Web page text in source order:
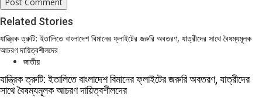
Related Stories
যান্ত্রিক ত্রুটি: ইতালিতে বাংলাদেশ বিমানের ফ্লাইটের জরুরি অবতরণ, যাত্রীদের সাথে বৈষম্যমূলক
আচরণ দায়িত্বশীলদের
জাতীয়
যান্ত্রিক ত্রুটি: ইতালিতে বাংলাদেশ বিমানের ফ্লাইটের জরুরি অবতরণ, যাত্রীদের
সাথে বৈষম্যমূলক আচরণ দায়িত্বশীলদের